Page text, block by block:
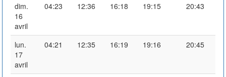
dim.
16
avril
04:23 12:36 16:18 19:15 20:43
lun.
17
avril
04:21 12:35 16:19 19:16 20:45